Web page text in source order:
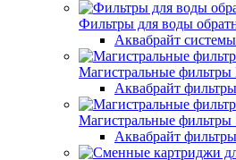
Фильтры для воды
Аквабрайт
Магистральные фильтры
Аквабрайт
Магистральные фильтры
Аквабрайт